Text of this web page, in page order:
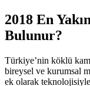
2018 En
Bulunur?
Türkiye’nin köklü
bireysel ve kurumsal
ek olarak